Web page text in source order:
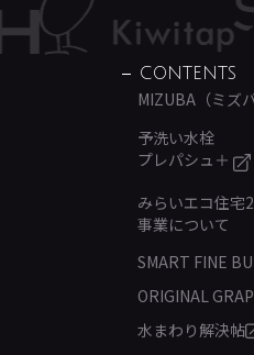
CONTENTS
MIZUBA（ミズバ
予洗い水栓
プレパシュ＋
みらいエコ住宅
事業について
SMART FINE
ORIGINAL
水まわり解決帖